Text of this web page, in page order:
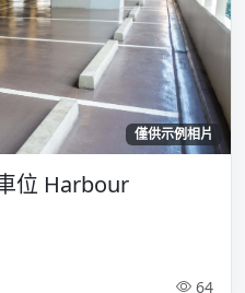
僅供示例相片
位 Harbour
64